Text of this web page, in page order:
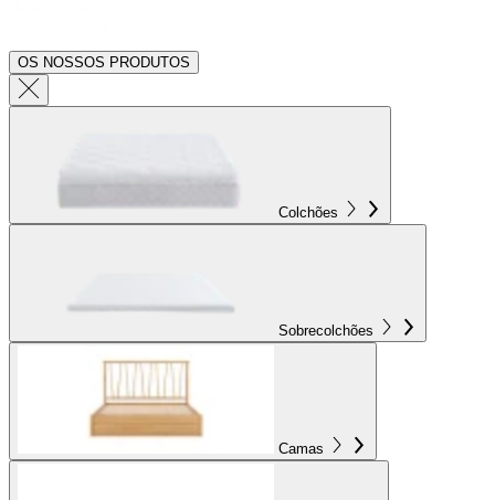
OS NOSSOS PRODUTOS
Colchões
Sobrecolchões
Camas